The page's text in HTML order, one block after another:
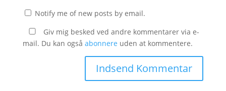
Notify me of new posts by email.
Giv mig besked ved andre kommentarer via e-
mail. Du kan også abonnere uden at kommentere.